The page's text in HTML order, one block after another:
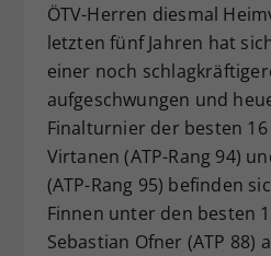
ÖTV-Herren diesmal
letzten fünf Jahren hat
einer noch
aufgeschwungen und
Finalturnier der besten
Virtanen (ATP-Rang 94)
(ATP-Rang 95) befinden
Finnen unter den besten
Sebastian Ofner (ATP 88)